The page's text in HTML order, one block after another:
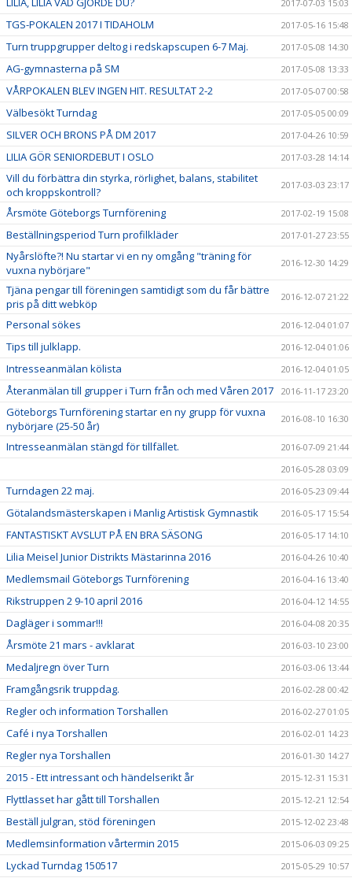
2017-07-03 15:03
TGS-POKALEN 2017 I TIDAHOLM 2017-05-16 15:48
Turn truppgrupper deltog i redskapscupen 6-7 Maj. 2017-05-08 14:30
AG-gymnasterna på SM 2017-05-08 13:33
VÅRPOKALEN BLEV INGEN HIT. RESULTAT 2-2 2017-05-07 00:58
Välbesökt Turndag 2017-05-05 00:09
SILVER OCH BRONS PÅ DM 2017 2017-04-26 10:59
LILIA GÖR SENIORDEBUT I OSLO 2017-03-28 14:14
Vill du förbättra din styrka, rörlighet, balans, stabilitet
och kroppskontroll?
2017-03-03 23:17
Årsmöte Göteborgs Turnförening 2017-02-19 15:08
Beställningsperiod Turn profilkläder 2017-01-27 23:55
Nyårslöfte?! Nu startar vi en ny omgång "träning för
vuxna nybörjare"
2016-12-30 14:29
Tjäna pengar till föreningen samtidigt som du får bättre
pris på ditt webköp
2016-12-07 21:22
Personal sökes 2016-12-04 01:07
Tips till julklapp. 2016-12-04 01:06
Intresseanmälan kölista 2016-12-04 01:05
Återanmälan till grupper i Turn från och med Våren 2017 2016-11-17 23:20
Göteborgs Turnförening startar en ny grupp för vuxna
nybörjare (25-50 år)
2016-08-10 16:30
Intresseanmälan stängd för tillfället.
2016-07-09 21:44
2016-05-28 03:09
Turndagen 22 maj. 2016-05-23 09:44
Götalandsmästerskapen i Manlig Artistisk Gymnastik 2016-05-17 15:54
FANTASTISKT AVSLUT PÅ EN BRA SÄSONG 2016-05-17 14:10
Lilia Meisel Junior Distrikts Mästarinna 2016 2016-04-26 10:40
Medlemsmail Göteborgs Turnförening 2016-04-16 13:40
Rikstruppen 2 9-10 april 2016 2016-04-12 14:55
Dagläger i sommar!!! 2016-04-08 20:35
Årsmöte 21 mars - avklarat 2016-03-10 23:00
Medaljregn över Turn 2016-03-06 13:44
Framgångsrik truppdag. 2016-02-28 00:42
Regler och information Torshallen 2016-02-27 01:05
Café i nya Torshallen 2016-02-01 14:23
Regler nya Torshallen 2016-01-30 14:27
2015 - Ett intressant och händelserikt år 2015-12-31 15:31
Flyttlasset har gått till Torshallen 2015-12-21 12:54
Beställ julgran, stöd föreningen 2015-12-02 23:48
Medlemsinformation vårtermin 2015 2015-06-03 09:25
Lyckad Turndag 150517 2015-05-29 10:57